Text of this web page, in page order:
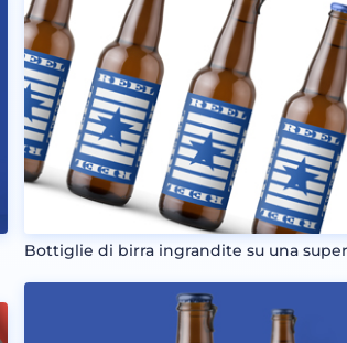
Bottiglie di birra ingrandite su una